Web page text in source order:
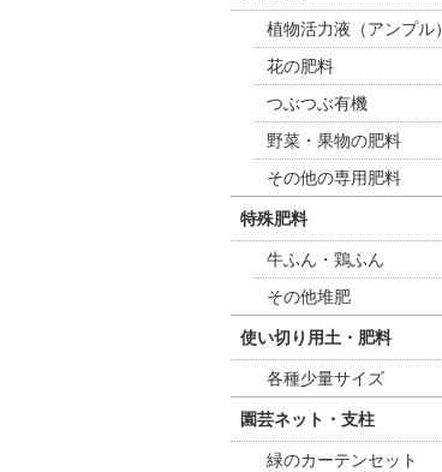
植物活力液（アンプル）
花の肥料
つぶつぶ有機
野菜・果物の肥料
その他の専用肥料
特殊肥料
牛ふん・鶏ふん
その他堆肥
使い切り用土・肥料
各種少量サイズ
園芸ネット・支柱
緑のカーテンセット